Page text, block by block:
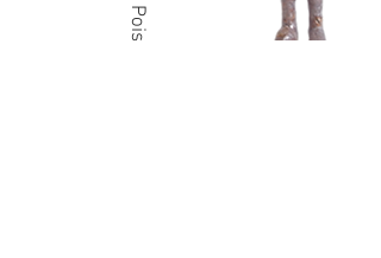
Poissons-Têtes